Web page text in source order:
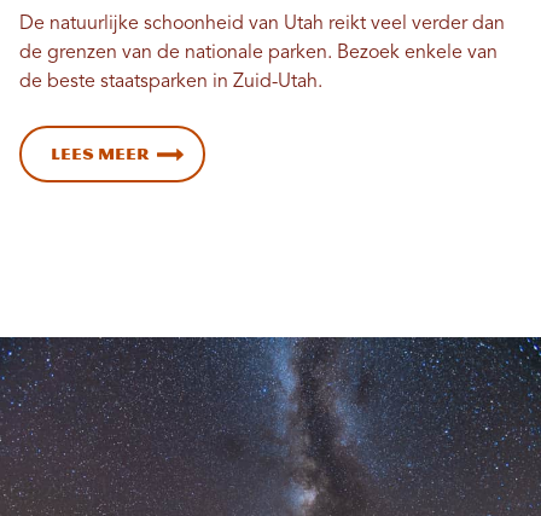
De natuurlijke schoonheid van Utah reikt veel verder dan
de grenzen van de nationale parken. Bezoek enkele van
de beste staatsparken in Zuid-Utah.
Lees meer